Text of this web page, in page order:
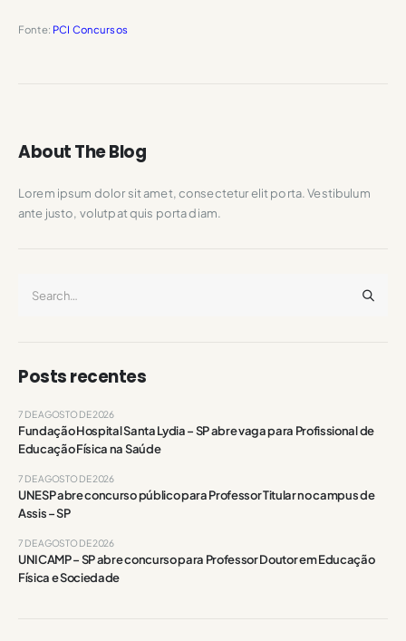
Fonte: PCI Concursos
About The Blog
Lorem ipsum dolor sit amet, consectetur elit porta. Vestibulum
ante justo, volutpat quis porta diam.
Posts recentes
Fundação Hospital Santa Lydia – SP abre vaga para Profissional de
Educação Física na Saúde
7 DE AGOSTO DE 2026
UNESP abre concurso público para Professor Titular no campus de
Assis – SP
7 DE AGOSTO DE 2026
UNICAMP – SP abre concurso para Professor Doutor em Educação
Física e Sociedade
7 DE AGOSTO DE 2026